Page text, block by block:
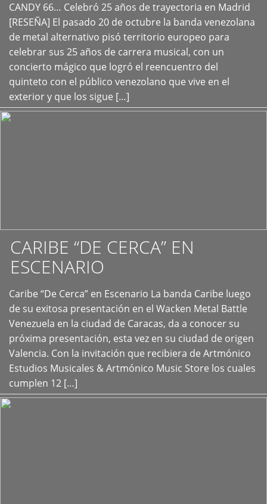
CANDY 66… Celebró 25 años de trayectoria en Madrid
[RESEÑA] El pasado 20 de octubre la banda venezolana
de metal alternativo pisó territorio europeo para
celebrar sus 25 años de carrera musical, con un
concierto mágico que logró el reencuentro del
quinteto con el público venezolano que vive en el
exterior y que los sigue […]
+
CARIBE “DE CERCA” EN
ESCENARIO
Caribe “De Cerca” en Escenario La banda Caribe luego
de su exitosa presentación en el Wacken Metal Battle
Venezuela en la ciudad de Caracas, da a conocer su
próxima presentación, esta vez en su ciudad de origen
Valencia. Con la invitación que recibiera de Artmónico
Estudios Musicales & Artmónico Music Store los cuales
cumplen 12 […]
+